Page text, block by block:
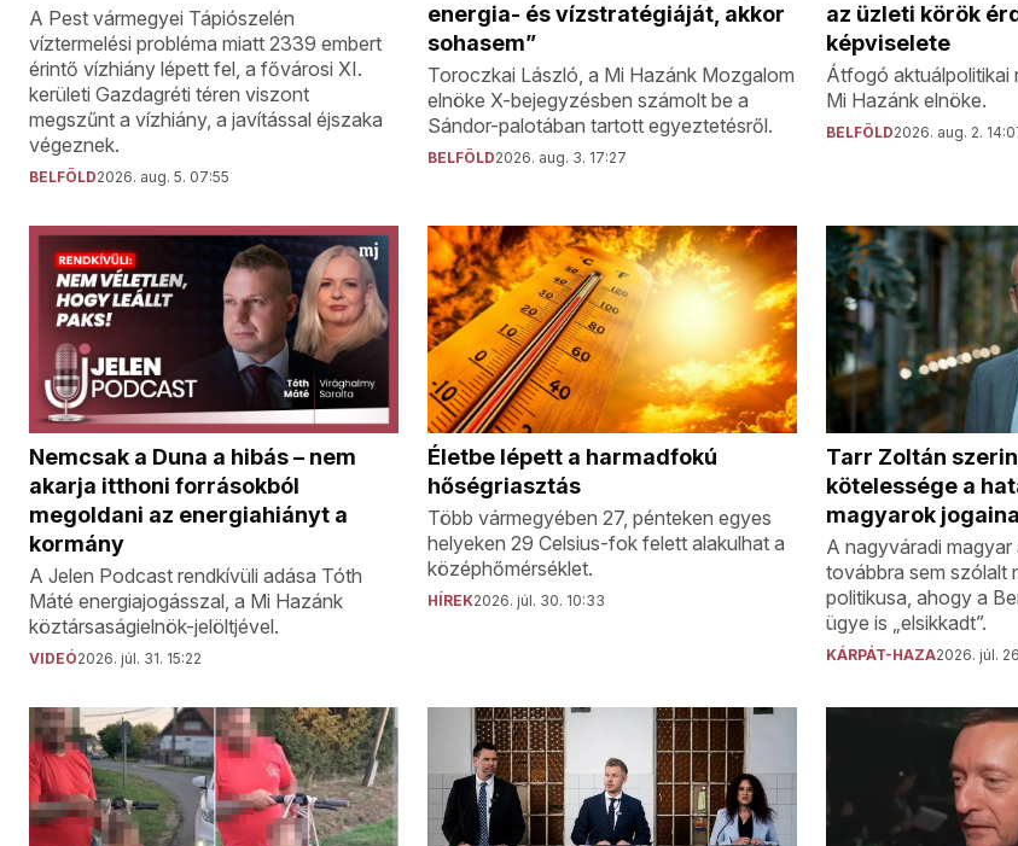
A Pest vármegyei Tápiószelén
víztermelési probléma miatt 2339 embert
érintő vízhiány lépett fel, a fővárosi XI.
kerületi Gazdagréti téren viszont
megszűnt a vízhiány, a javítással éjszaka
végeznek.
BELFÖLD2026. aug. 5. 07:55
energia- és vízstratégiáját, akkor
sohasem”
Toroczkai László, a Mi Hazánk Mozgalom
elnöke X-bejegyzésben számolt be a
Sándor-palotában tartott egyeztetésről.
BELFÖLD2026. aug. 3. 17:27
az üzleti körök
képviselete
Átfogó aktuálpolitikai
Mi Hazánk elnöke.
BELFÖLD2026. aug. 2.
Nemcsak a Duna a hibás – nem
akarja itthoni forrásokból
megoldani az energiahiányt a
kormány
A Jelen Podcast rendkívüli adása Tóth
Máté energiajogásszal, a Mi Hazánk
köztársaságielnök-jelöltjével.
VIDEÓ2026. júl. 31. 15:22
Életbe lépett a harmadfokú
hőségriasztás
Több vármegyében 27, pénteken egyes
helyeken 29 Celsius-fok felett alakulhat a
középhőmérséklet.
HÍREK2026. júl. 30. 10:33
Tarr Zoltán
kötelessége a
magyarok
A nagyváradi
továbbra sem szólalt
politikusa, ahogy a
ügye is „elsikkadt”.
KÁRPÁT-HAZA2026. júl.